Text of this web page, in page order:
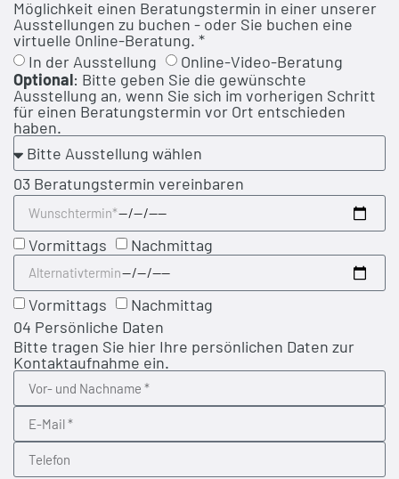
Möglichkeit einen Beratungstermin in einer unserer
Ausstellungen zu buchen - oder Sie buchen eine
virtuelle Online-Beratung. *
In der Ausstellung
Online-Video-Beratung
Optional: Bitte geben Sie die gewünschte
Ausstellung an, wenn Sie sich im vorherigen Schritt
für einen Beratungstermin vor Ort entschieden
haben.
03 Beratungstermin vereinbaren
Vormittags Nachmittag
Vormittags
Nachmittag
04 Persönliche Daten
Bitte tragen Sie hier Ihre persönlichen Daten zur
Kontaktaufnahme ein.